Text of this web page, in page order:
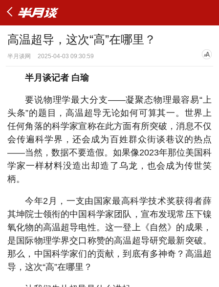
高温超导，这次“高”在哪里？
半月谈网 2025-04-03 09:30:59
半月谈记者 白瑜
要说物理学最大分支——凝聚态物理最容易“上
头条”的题目，高温超导无论如何可算其一。世界上
任何角落的科学家宣称在此方面有所突破，消息不仅
会传遍科学界，还会成为百姓群众街谈巷议的热点
——当然，数据不要造假。如果像2023年那位美国科
学家一样材料没造出却造了乌龙，也会成为传世笑
柄。
今年2月，一支由国家最高科学技术奖获得者薛
其坤院士领衔的中国科学家团队，宣布发现常压下镍
氧化物的高温超导电性。这一登上《自然》的成果，
是国际物理学界交口称赞的高温超导研究最新突破。
那么，中国科学家们的贡献，到底有多神奇？高温超
导，这次“高”在哪里？